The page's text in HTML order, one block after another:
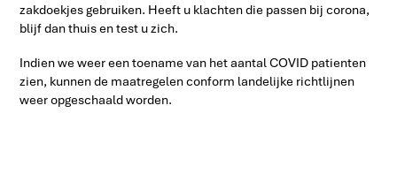
zakdoekjes gebruiken. Heeft u klachten die passen bij corona,
blijf dan thuis en test u zich.
Indien we weer een toename van het aantal COVID patienten
zien, kunnen de maatregelen conform landelijke richtlijnen
weer opgeschaald worden.